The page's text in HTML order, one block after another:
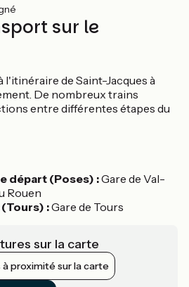
sur le
l'itinéraire de Saint-Jacques à
De nombreux trains
entre différentes étapes du
départ (Poses) :Gare de Val-
Rouen
(Tours) :Gare de Tours
sur la carte
à proximité sur la carte